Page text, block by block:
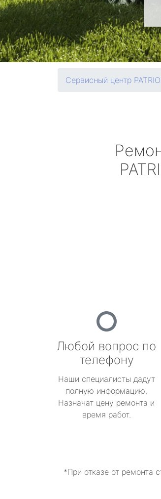
Сервисный центр
Любой вопрос по
телефону
Наши специалисты дадут
полную информацию.
Назначат цену ремонта и
время работ.
*При отказе от ремонта